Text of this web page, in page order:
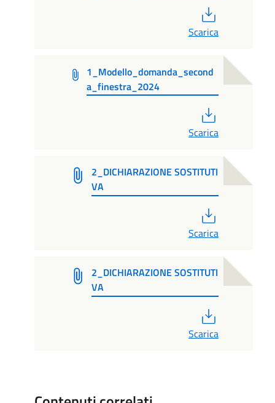
Scarica
1_Modello_domanda_second
a_finestra_2024
Scarica
2_DICHIARAZIONE SOSTITUTI
VA
Scarica
2_DICHIARAZIONE SOSTITUTI
VA
Scarica